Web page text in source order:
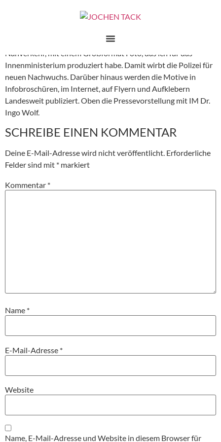
Foto fähr Bus
In 10 Städten NRW’s fahren jetzt Busse, im Öffentlichen
Nahverkehr, mit einem Großformat Foto, das ich für das
Innenministerium produziert habe. Damit wirbt die Polizei für
neuen Nachwuchs. Darüber hinaus werden die Motive in
Infobroschüren, im Internet, auf Flyern und Aufklebern
Landesweit publiziert. Oben die Pressevorstellung mit IM Dr.
Ingo Wolf.
SCHREIBE EINEN KOMMENTAR
Deine E-Mail-Adresse wird nicht veröffentlicht. Erforderliche
Felder sind mit * markiert
Kommentar *
Name *
E-Mail-Adresse *
Website
Name, E-Mail-Adresse und Website in diesem Browser für